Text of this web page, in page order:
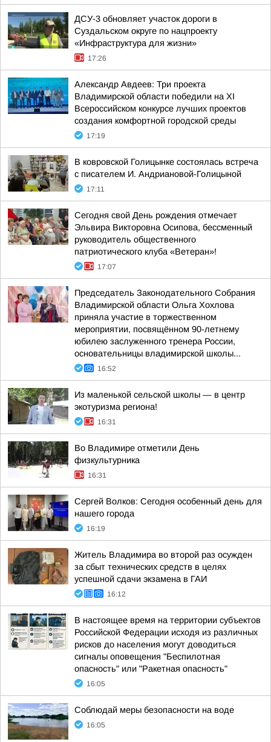
ДСУ-3 обновляет участок дороги в
Суздальском округе по нацпроекту
«Инфраструктура для жизни»
17:26
Александр Авдеев: Три проекта
Владимирской области победили на XI
Всероссийском конкурсе лучших проектов
создания комфортной городской среды
17:19
В ковровской Голицынке состоялась встреча
с писателем И. Андриановой-Голицыной
17:11
Сегодня свой День рождения отмечает
Эльвира Викторовна Осипова, бессменный
руководитель общественного
патриотического клуба «Ветеран»!
17:07
Председатель Законодательного Собрания
Владимирской области Ольга Хохлова
приняла участие в торжественном
мероприятии, посвящённом 90-летнему
юбилею заслуженного тренера России,
основательницы владимирской школы...
16:52
Из маленькой сельской школы — в центр
экотуризма региона!
16:31
Во Владимире отметили День
физкультурника
16:31
Сергей Волков: Сегодня особенный день для
нашего города
16:19
Житель Владимира во второй раз осужден
за сбыт технических средств в целях
успешной сдачи экзамена в ГАИ
16:12
В настоящее время на территории субъектов
Российской Федерации исходя из различных
рисков до населения могут доводиться
сигналы оповещения "Беспилотная
опасность" или "Ракетная опасность"
16:05
Соблюдай меры безопасности на воде
16:05